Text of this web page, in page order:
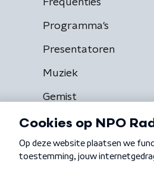
Frequenties
Programma's
Presentatoren
Muziek
Gemist
Algemene voorwaarden